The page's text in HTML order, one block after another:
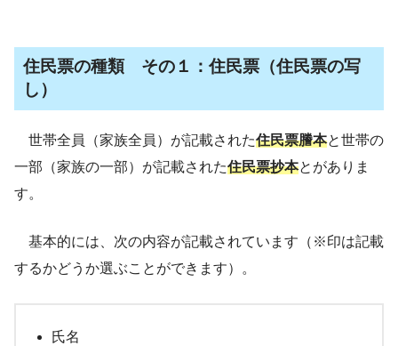
住民票の種類 その１：住民票（住民票の写
し）
世帯全員（家族全員）が記載された住民票謄本と世帯の
一部（家族の一部）が記載された住民票抄本とがありま
す。
基本的には、次の内容が記載されています（※印は記載
するかどうか選ぶことができます）。
氏名